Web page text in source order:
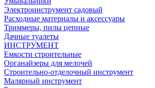
Электроинструмент садовый
Расходные материалы и аксессуары
Триммеры, пилы цепные
Дачные туалеты
ИНСТРУМЕНТ
Емкости строительные
Органайзеры для мелочей
Строительно-отделочный инструмент
Малярный инструмент